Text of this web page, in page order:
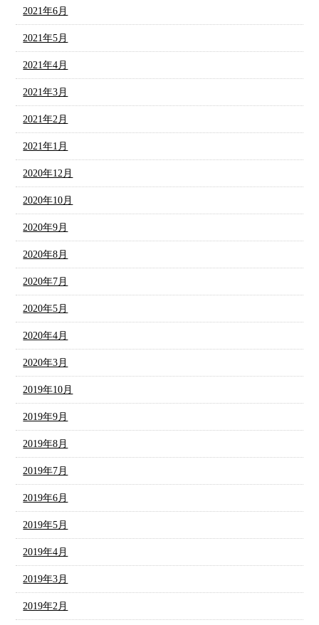
2021年6月
2021年5月
2021年4月
2021年3月
2021年2月
2021年1月
2020年12月
2020年10月
2020年9月
2020年8月
2020年7月
2020年5月
2020年4月
2020年3月
2019年10月
2019年9月
2019年8月
2019年7月
2019年6月
2019年5月
2019年4月
2019年3月
2019年2月